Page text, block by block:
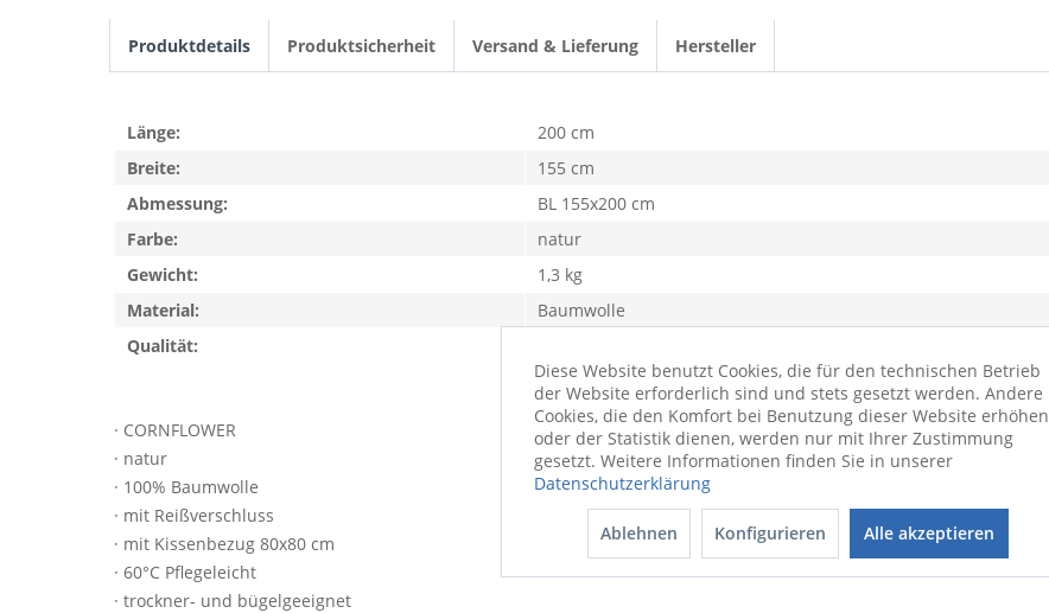
Produktdetails Produktsicherheit Versand & Lieferung Hersteller
· CORNFLOWER
· natur
· 100% Baumwolle
· mit Reißverschluss
· mit Kissenbezug 80x80 cm
· 60°C Pflegeleicht
· trockner- und bügelgeeignet
Länge:
200 cm
Breite:
155 cm
Abmessung:
BL 155x200 cm
Farbe:
natur
Gewicht:
1,3 kg
Material:
Baumwolle
Qualität:
Diese Website benutzt Cookies, die für den technischen Betrieb
der Website erforderlich sind und stets gesetzt werden. Andere
Cookies, die den Komfort bei Benutzung dieser Website erhöhen
oder der Statistik dienen, werden nur mit Ihrer Zustimmung
gesetzt. Weitere Informationen finden Sie in unserer
Datenschutzerklärung
Ablehnen Konfigurieren Alle akzeptieren